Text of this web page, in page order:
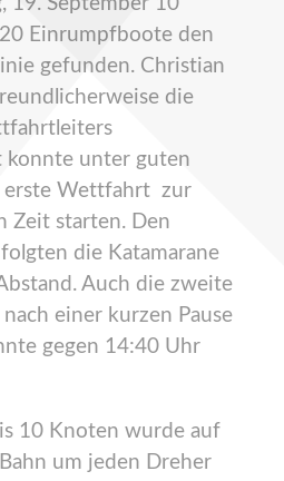
Einrumpfboote den
gefunden. Christian
die
konnte unter guten
erste Wettfahrt zur
Zeit starten. Den
die Katamarane
Auch die zweite
einer kurzen Pause
gegen 14:40 Uhr
10 Knoten wurde auf
um jeden Dreher